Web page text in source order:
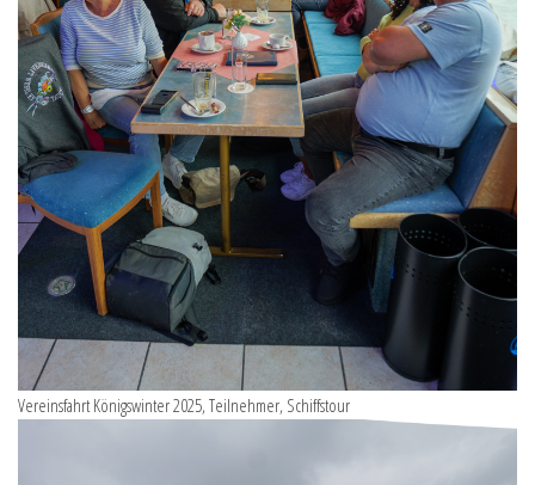
Vereinsfahrt Königswinter 2025, Teilnehmer, Schiffstour